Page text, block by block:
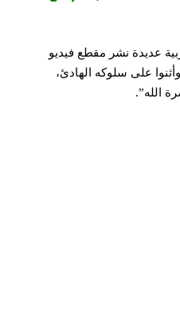
عديدة نشر مقطع فيديو
على سلوكه الهادئ،
الله”.